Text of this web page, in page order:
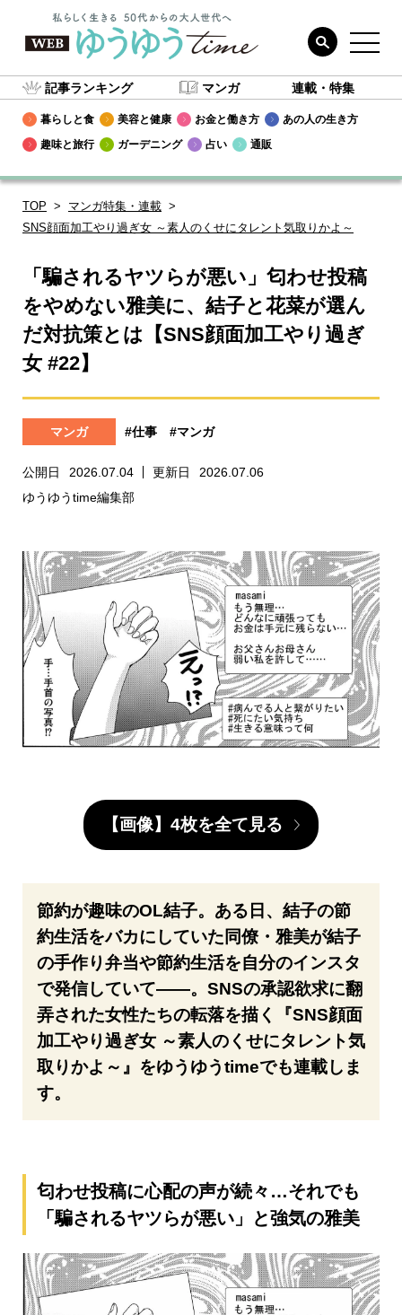
記事ランキング マンガ 連載・特集
暮らしと食 美容と健康 お金と働き方
あの人の生き方
趣味と旅行
ガーデニング 占い 通販
TOP
マンガ特集・連載
SNS顔面加工やり過ぎ女 ～素人のくせにタレント気取りかよ～
「騙されるヤツらが悪い」匂わせ投稿
をやめない雅美に、結子と花菜が選ん
だ対抗策とは【SNS顔面加工やり過ぎ
女 #22】
マンガ #仕事 #マンガ
公開日 2026.07.04 更新日
2026.07.06
ゆうゆうtime編集部
【画像】4枚を全て見る
節約が趣味のOL結子。ある日、結子の節
約生活をバカにしていた同僚・雅美が結子
の手作り弁当や節約生活を自分のインスタ
で発信していて――。SNSの承認欲求に翻
弄された女性たちの転落を描く『SNS顔面
加工やり過ぎ女 ～素人のくせにタレント気
取りかよ～』をゆうゆうtimeでも連載しま
す。
匂わせ投稿に心配の声が続々…それでも
「騙されるヤツらが悪い」と強気の雅美